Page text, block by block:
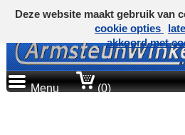
Menu (0)
Deze website maakt gebruik van
cookie opties
akkoord met